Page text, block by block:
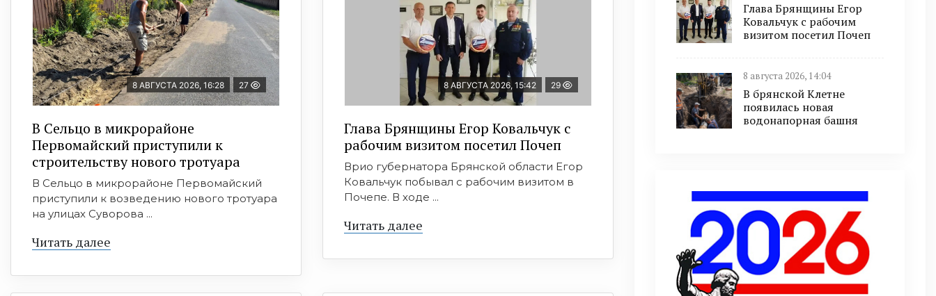
8 АВГУСТА 2026, 16:28 27
В Сельцо в микрорайоне
Первомайский приступили к
строительству нового тротуара
В Сельцо в микрорайоне Первомайский
приступили к возведению нового тротуара
на улицах Суворова ...
Читать далее
8 АВГУСТА 2026, 15:42 29
Глава Брянщины Егор Ковальчук с
рабочим визитом посетил Почеп
Врио губернатора Брянской области Егор
Ковальчук побывал с рабочим визитом в
Почепе. В ходе ...
Читать далее
Глава Брянщины Егор
Ковальчук с рабочим
визитом посетил Почеп
8 августа 2026, 14:04
В брянской Клетне
появилась новая
водонапорная башня